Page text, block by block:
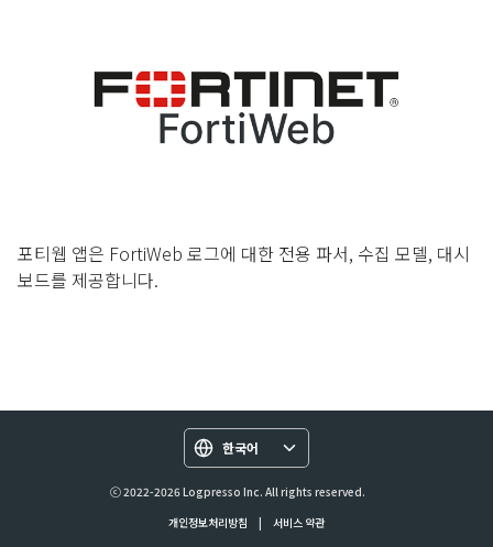
포티웹 앱은 FortiWeb 로그에 대한 전용 파서, 수집 모델, 대시
보드를 제공합니다.
한국어
ⓒ 2022-2026 Logpresso Inc. All rights reserved.
개인정보처리방침
| 서비스 약관